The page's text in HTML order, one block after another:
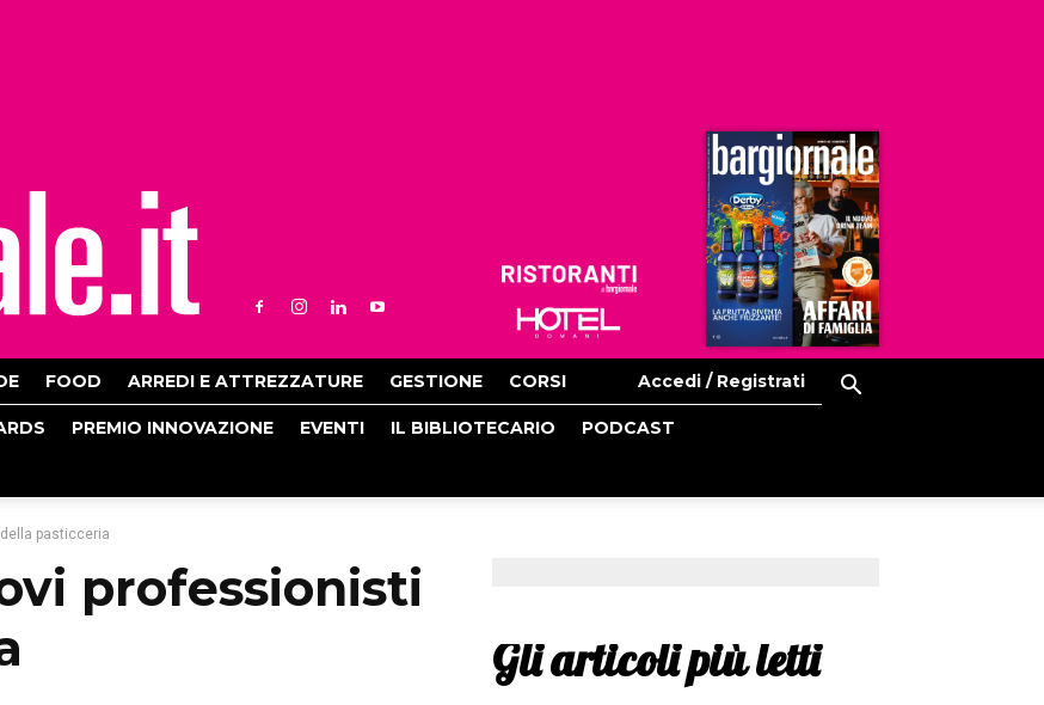
Ristoranti
Hoteldomani
FOOD ARREDI E ATTREZZATURE GESTIONE CORSI Accedi / Registrati
PREMIO INNOVAZIONE EVENTI IL BIBLIOTECARIO PODCAST
pasticceria
professionisti
Gli articoli più letti